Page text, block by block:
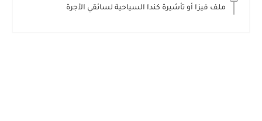
ملف فيزا أو تأشيرة كندا السياحية لسائقي الأجرة